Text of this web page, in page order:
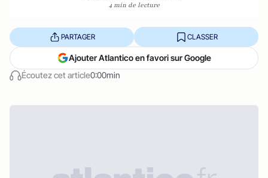
4 min de lecture
Écoutez cet article0:00min
PARTAGER CLASSER
Ajouter Atlantico en favori sur Google